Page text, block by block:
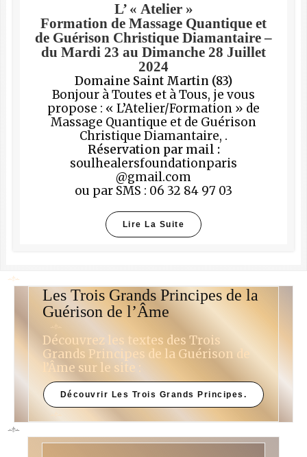
L’ « Atelier »
Formation de Massage Quantique et
de Guérison Christique Diamantaire –
du Mardi 23 au Dimanche 28 Juillet
2024
Domaine Saint Martin (83)
Bonjour à Toutes et à Tous, je vous
propose : « L’Atelier/Formation » de
Massage Quantique et de Guérison
Christique Diamantaire, .
Réservation par mail :
soulhealersfoundationparis
@gmail.com
ou par SMS : 06 32 84 97 03
Lire La Suite
Les Trois Grands Principes de la
Guérison de l’Âme
Découvrez les textes des Trois
Grands Principes de la Guérison de
l’Âme sur le site :
Découvrir Les Trois Grands Principes.